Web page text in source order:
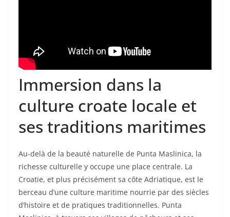
Immersion dans la
culture croate locale et
ses traditions maritimes
Au-delà de la beauté naturelle de Punta Maslinica, la
richesse culturelle y occupe une place centrale. La
Croatie, et plus précisément sa côte Adriatique, est le
berceau d’une culture maritime nourrie par des siècles
d’histoire et de pratiques traditionnelles. Punta